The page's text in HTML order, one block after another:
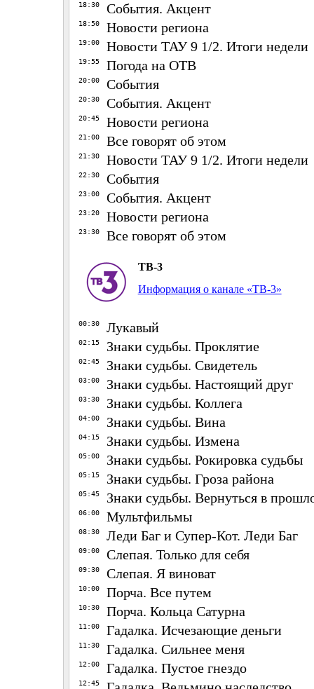
18:30 События. Акцент
18:50 Новости региона
19:00 Новости ТАУ 9 1/2. Итоги недели
19:55 Погода на ОТВ
20:00 События
20:30 События. Акцент
20:45 Новости региона
21:00 Все говорят об этом
21:30 Новости ТАУ 9 1/2. Итоги недели
22:30 События
23:00 События. Акцент
23:20 Новости региона
23:30 Все говорят об этом
ТВ-3
Информация о канале «ТВ-3»
00:30 Лукавый
02:15 Знаки судьбы. Проклятие
02:45 Знаки судьбы. Свидетель
03:00 Знаки судьбы. Настоящий друг
03:30 Знаки судьбы. Коллега
04:00 Знаки судьбы. Вина
04:15 Знаки судьбы. Измена
05:00 Знаки судьбы. Рокировка судьбы
05:15 Знаки судьбы. Гроза района
05:45 Знаки судьбы. Вернуться в
06:00 Мультфильмы
08:30 Леди Баг и Супер-Кот. Леди Баг
09:00 Слепая. Только для себя
09:30 Слепая. Я виноват
10:00 Порча. Все путем
10:30 Порча. Кольца Сатурна
11:00 Гадалка. Исчезающие деньги
11:30 Гадалка. Сильнее меня
12:00 Гадалка. Пустое гнездо
12:45